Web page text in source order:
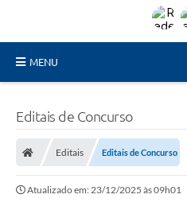
MENU
Conselhos Municipais
Carta de Serviços
Editais de Concurso
Editais Editais de Concurso
Atualizado em: 23/12/2025 às 09h01